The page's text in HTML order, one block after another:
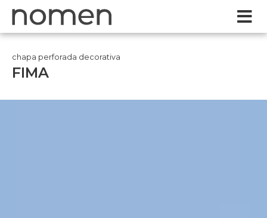
FIMA
chapa perforada decorativa